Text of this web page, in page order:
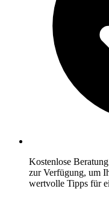
Kostenlose
zur Verfügung, um
wertvolle Tipps für